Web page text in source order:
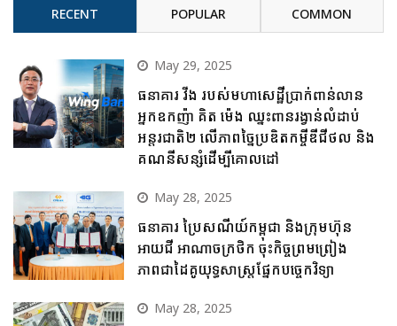
RECENT POPULAR COMMON
May 29, 2025
ធនាគារ វីង របស់មហាសេដ្ឋីប្រាក់ពាន់លាន
អ្នកឧកញ៉ា គិត ម៉េង ឈ្នះពានរង្វាន់លំដាប់
អន្តរជាតិ២ លើភាពច្នៃប្រឌិតកម្ចីឌីជីថល និង
គណនីសន្សំដើម្បីគោលដៅ
May 28, 2025
ធនាគារ ប្រៃសណីយ៍កម្ពុជា និងក្រុមហ៊ុន
អាយជី អាណាចក្រថិក ចុះកិច្ចព្រមព្រៀង
ភាពជាដៃគូយុទ្ធសាស្ត្រផ្នែកបច្ចេកវិទ្យា
May 28, 2025